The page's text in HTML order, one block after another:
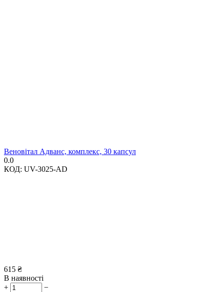
Веновітал Адванс, комплекс, 30 капсул
0.0
КОД: UV-3025-AD
615 ₴
В наявності
+
−